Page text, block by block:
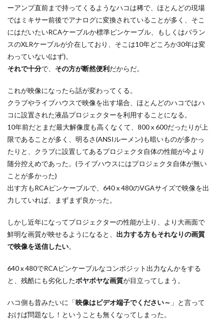
ーアンプ直前まで持ってくるようなハコは稀で、ほとんどの現場
ではミキサー前後でアナログに変換されていることが多く、そこ
にはだいたいRCAケーブルか標準ピンケーブル、もしくはバラン
スのXLRケーブルが介在しており、そこは10年どころか30年は変
わっていない(はず)。
それで十分で、 その方が断然便利だからだ。
これが映像になったら話が変わってくる。
クラブやライブハウスで映像を出す場合、ほとんどのハコではハ
コに設置された液晶プロジェクターを利用することになる。
10年前だとまだ最大解像度も高くなくて、800 x 600だったりが上
限であることが多く、明るさ(ANSIルーメン)も暗いものが多かっ
たりと、クラブに設置してあるプロジェクタ自体の性能が今より
随分控えめであった。(ライブハウスにはプロジェクタ自体が無い
ことが多かった)
出す方もRCAピンケーブルで、640 x 480のVGAサイズで映像を出
力していれば、まずまず良かった。
しかし近年になってプロジェクターの性能が上り、より大画面で
鮮明な画質が映せるようになると、 出力する方もそれなりの画質
で映像を送信したい。
640 x 480でRCAピンケーブルなコンポジット出力なんかをする
と、残酷にも劣化したボヤボヤな画質が目立ってしまう。
ハコ側も昔みたいに「映像はビデオ端子でください～ 」と言って
おけば問題なし！ということも無くなってしまった。